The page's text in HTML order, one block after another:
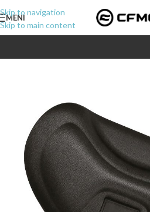
Skip to navigation
Skip to main content
MENI